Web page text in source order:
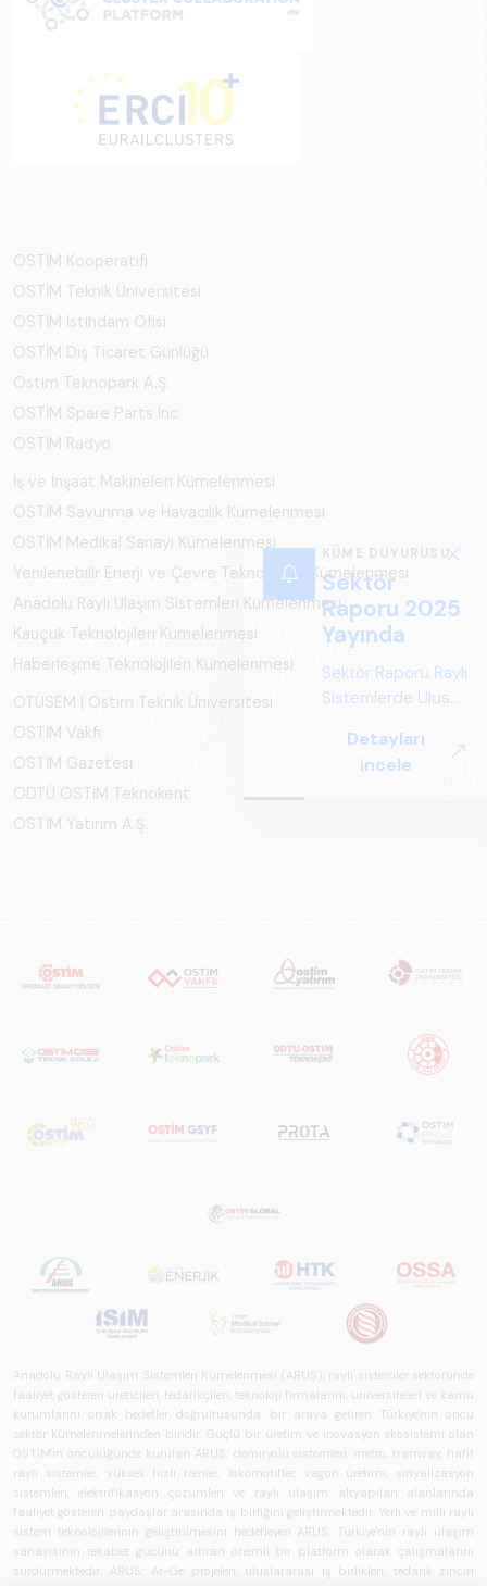
KÜME DUYURUSU
Sektör
Raporu 2025
Yayında
Sektör Raporu Raylı
Sistemlerde Ulusal
Perspektif ARUS
tarafından
sistemler
ekosistem yapısı
açısından kapsamlı
biçimde ele alan
Detayları
incele
OSTİM Kooperatifi
OSTİM Teknik Üniversitesi
OSTİM İstihdam Ofisi
OSTİM Dış Ticaret Günlüğü
Ostim Teknopark A.Ş.
OSTİM Spare Parts Inc.
OSTİM Radyo
İş ve İnşaat Makineleri Kümelenmesi
OSTİM Savunma ve Havacılık Kümelenmesi
OSTİM Medikal Sanayi Kümelenmesi
Yenilenebilir Enerji ve Çevre Teknolojileri Kümelenmesi
Anadolu Raylı Ulaşım Sistemleri Kümelenmesi
Kauçuk Teknolojileri Kümelenmesi
Haberleşme Teknolojileri Kümelenmesi
OTÜSEM | Ostim Teknik Üniversitesi
OSTİM Vakfı
OSTİM Gazetesi
ODTÜ OSTİM Teknokent
OSTİM Yatırım A.Ş.
Anadolu Raylı Ulaşım Sistemleri Kümelenmesi (ARUS), raylı sistemler sektöründe
faaliyet gösteren üreticileri, tedarikçileri, teknoloji firmalarını, üniversiteleri ve kamu
kurumlarını ortak hedefler doğrultusunda bir araya getiren Türkiye'nin öncü
sektör kümelenmelerinden biridir. Güçlü bir üretim ve inovasyon ekosistemi olan
OSTİM'in öncülüğünde kurulan ARUS; demiryolu sistemleri, metro, tramvay, hafif
raylı sistemler, yüksek hızlı trenler, lokomotifler, vagon üretimi, sinyalizasyon
sistemleri, elektrifikasyon çözümleri ve raylı ulaşım altyapıları alanlarında
faaliyet gösteren paydaşlar arasında iş birliğini geliştirmektedir. Yerli ve milli raylı
sistem teknolojilerinin geliştirilmesini hedefleyen ARUS, Türkiye'nin raylı ulaşım
sanayisinin rekabet gücünü artıran önemli bir platform olarak çalışmalarını
sürdürmektedir. ARUS; Ar-Ge projeleri, uluslararası iş birlikleri, tedarik zinciri